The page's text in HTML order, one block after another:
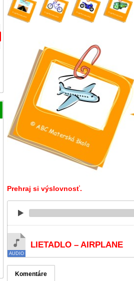
Prehraj si výslovnosť.
LIETADLO – AIRPLANE
Komentáre